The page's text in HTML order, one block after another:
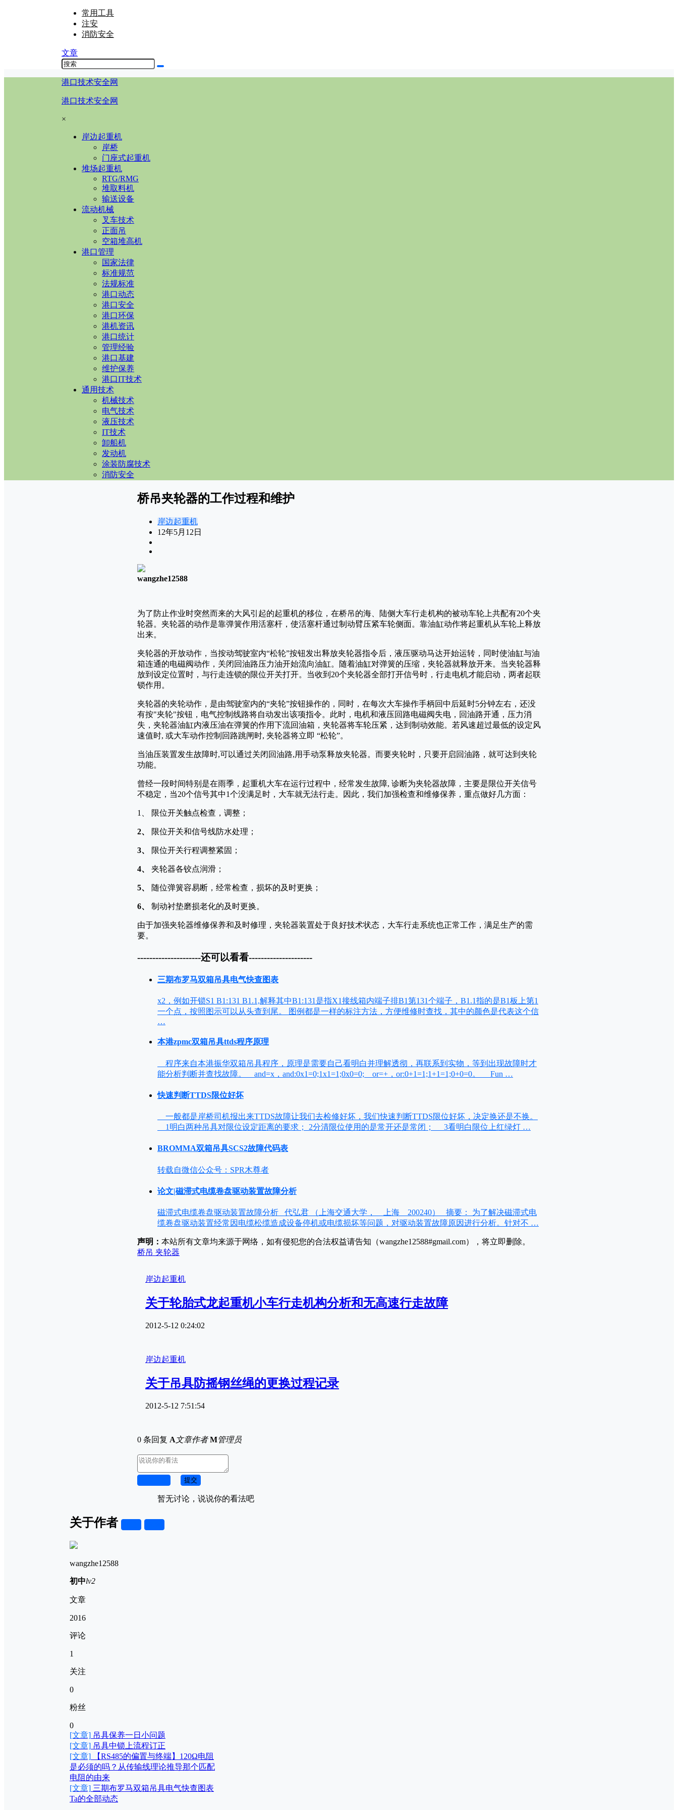
常用工具
注安
消防安全
文章
港口技术安全网
港口技术安全网
×
岸边起重机
岸桥
门座式起重机
堆场起重机
RTG/RMG
堆取料机
输送设备
流动机械
叉车技术
正面吊
空箱堆高机
港口管理
国家法律
标准规范
法规标准
港口动态
港口安全
港口环保
港机资讯
港口统计
管理经验
港口基建
维护保养
港口IT技术
通用技术
机械技术
电气技术
液压技术
IT技术
卸船机
发动机
涂装防腐技术
消防安全
桥吊夹轮器的工作过程和维护
岸边起重机
12年5月12日
wangzhe12588
为了防止作业时突然而来的大风引起的起重机的移位，在桥吊的海、陆侧大车行走机构的被动车轮上共配有20个夹
轮器。夹轮器的动作是靠弹簧作用活塞杆，使活塞杆通过制动臂压紧车轮侧面。靠油缸动作将起重机从车轮上释放
出来。
夹轮器的开放动作，当按动驾驶室内“松轮”按钮发出释放夹轮器指令后，液压驱动马达开始运转，同时使油缸与油
箱连通的电磁阀动作，关闭回油路压力油开始流向油缸。随着油缸对弹簧的压缩，夹轮器就释放开来。当夹轮器释
放到设定位置时，与行走连锁的限位开关打开。当收到20个夹轮器全部打开信号时，行走电机才能启动，两者起联
锁作用。
夹轮器的夹轮动作，是由驾驶室内的“夹轮”按钮操作的，同时，在每次大车操作手柄回中后延时5分钟左右，还没
有按"夹轮"按钮，电气控制线路将自动发出该项指令。此时，电机和液压回路电磁阀失电，回油路开通，压力消
失，夹轮器油缸内液压油在弹簧的作用下流回油箱，夹轮器将车轮压紧，达到制动效能。若风速超过最低的设定风
速值时, 或大车动作控制回路跳闸时, 夹轮器将立即 “松轮”。
当油压装置发生故障时,可以通过关闭回油路,用手动泵释放夹轮器。而要夹轮时，只要开启回油路，就可达到夹轮
功能。
曾经一段时间特别是在雨季，起重机大车在运行过程中，经常发生故障, 诊断为夹轮器故障，主要是限位开关信号
不稳定，当20个信号其中1个没满足时，大车就无法行走。因此，我们加强检查和维修保养，重点做好几方面：
1、 限位开关触点检查，调整；
2、 限位开关和信号线防水处理；
3、 限位开关行程调整紧固；
4、 夹轮器各铰点润滑；
5、 随位弹簧容易断，经常检查，损坏的及时更换；
6、 制动衬垫磨损老化的及时更换。
由于加强夹轮器维修保养和及时修理，夹轮器装置处于良好技术状态，大车行走系统也正常工作，满足生产的需
要。
---------------------还可以看看---------------------
三期布罗马双箱吊具电气快查图表
x2，例如开锁S1 B1:131 B1.1,解释其中B1:131是指X1接线箱内端子排B1第131个端子，B1.1指的是B1板上第1
一个点，按照图示可以从头查到尾。 图例都是一样的标注方法，方便维修时查找，其中的颜色是代表这个信
…
本港zpmc双箱吊具ttds程序原理
程序来自本港振华双箱吊具程序，原理是需要自己看明白并理解透彻，再联系到实物，等到出现故障时才
能分析判断并查找故障。 and=x，and:0x1=0;1x1=1;0x0=0; or=+，or:0+1=1;1+1=1;0+0=0。 Fun …
快速判断TTDS限位好坏
一般都是岸桥司机报出来TTDS故障让我们去检修好坏，我们快速判断TTDS限位好坏，决定换还是不换。
1明白两种吊具对限位设定距离的要求； 2分清限位使用的是常开还是常闭； 3看明白限位上红绿灯 …
BROMMA双箱吊具SCS2故障代码表
转载自微信公众号：SPR木尊者
论文|磁滞式电缆卷盘驱动装置故障分析
磁滞式电缆卷盘驱动装置故障分析 代弘君 （上海交通大学， 上海 200240） 摘要： 为了解决磁滞式电
缆卷盘驱动装置经常因电缆松缆造成设备停机或电缆损坏等问题，对驱动装置故障原因进行分析。针对不 …
声明： 本站所有文章均来源于网络，如有侵犯您的合法权益请告知（wangzhe12588#gmail.com），将立即删除。
桥吊 夹轮器
岸边起重机
关于轮胎式龙起重机小车行走机构分析和无高速行走故障
2012-5-12 0:24:02
岸边起重机
关于吊具防摇钢丝绳的更换过程记录
2012-5-12 7:51:54
0 条回复 A文章作者 M管理员
提交
暂无讨论，说说你的看法吧
关于作者
wangzhe12588
初中lv2
文章
2016
评论
1
关注
0
粉丝
0
[文章] 吊具保养一日小问题
[文章] 吊具中锁上流程订正
[文章] 【RS485的偏置与终端】120Ω电阻
是必须的吗？从传输线理论推导那个匹配
电阻的由来
[文章] 三期布罗马双箱吊具电气快查图表
Ta的全部动态